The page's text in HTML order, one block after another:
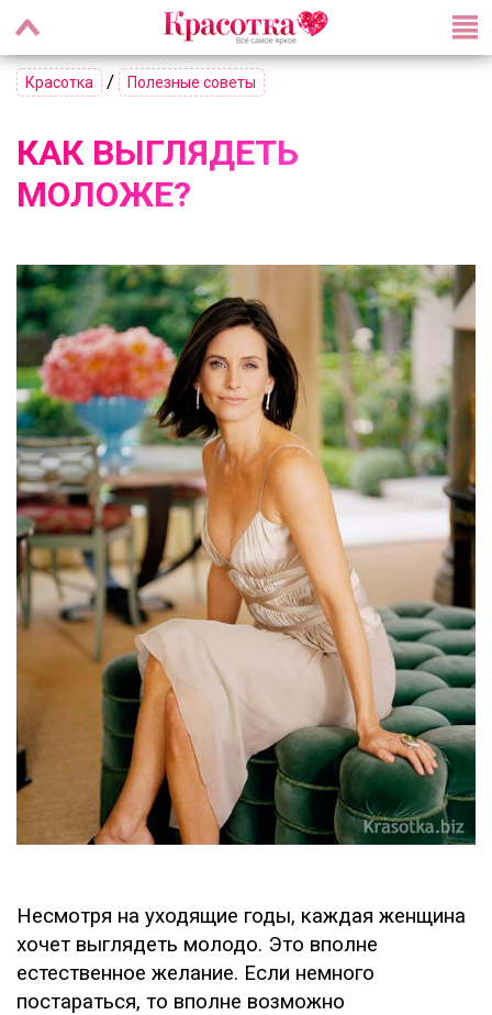
Красотка / Полезные советы
КАК ВЫГЛЯДЕТЬ
МОЛОЖЕ?
Несмотря на уходящие годы, каждая женщина
хочет выглядеть молодо. Это вполне
естественное желание. Если немного
постараться, то вполне возможно